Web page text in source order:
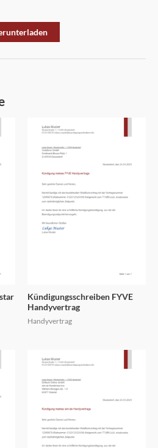
Kündigungsschreiben FYVE
Handyvertrag
Handyvertrag